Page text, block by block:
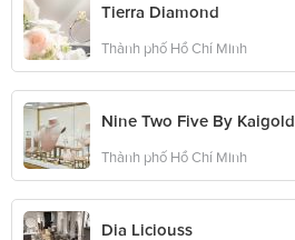
Tierra Diamond
Thành phố Hồ Chí Minh
Nine Two Five By Kaigold
Thành phố Hồ Chí Minh
Dia Liciouss